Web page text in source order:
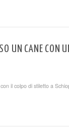
UN CANE CON
il colpo di stiletto a